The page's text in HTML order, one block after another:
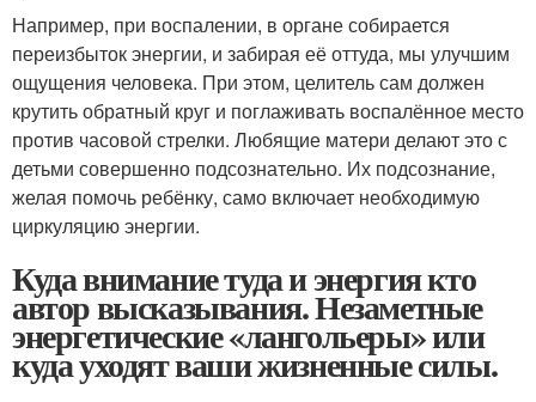
Например, при воспалении, в органе собирается
переизбыток энергии, и забирая её оттуда, мы улучшим
ощущения человека. При этом, целитель сам должен
крутить обратный круг и поглаживать воспалённое место
против часовой стрелки. Любящие матери делают это с
детьми совершенно подсознательно. Их подсознание,
желая помочь ребёнку, само включает необходимую
циркуляцию энергии.
Куда внимание туда и энергия кто
автор высказывания. Незаметные
энергетические «лангольеры» или
куда уходят ваши жизненные силы.